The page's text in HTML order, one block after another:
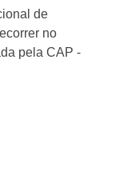
de
no
pela CAP -